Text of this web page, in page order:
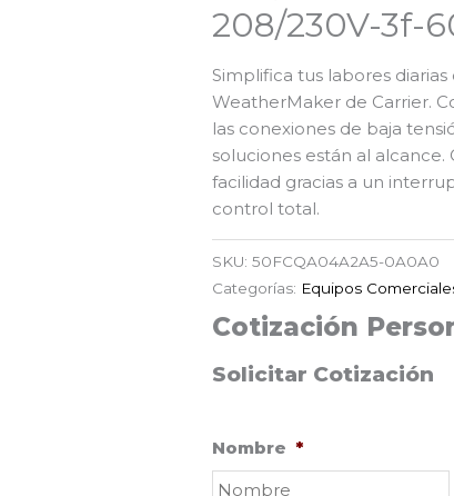
208/230V-3f-
Simplifica tus labores diarias
WeatherMaker de Carrier.
las conexiones de baja
soluciones están al
facilidad gracias a un
control total.
SKU: 50FCQA04A2A5-0A0A0
Categorías: Equipos
Cotización
Solicitar Cotización
Nombre *